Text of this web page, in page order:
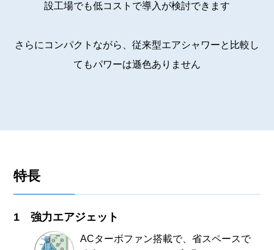
設工場でも低コストで導入が検討できます
さらにコンパクトながら、従来型エアシャワーと比較し
てもパワーは遜色ありません
特長
強力エアジェット
ACターボファン搭載で、省スペースで